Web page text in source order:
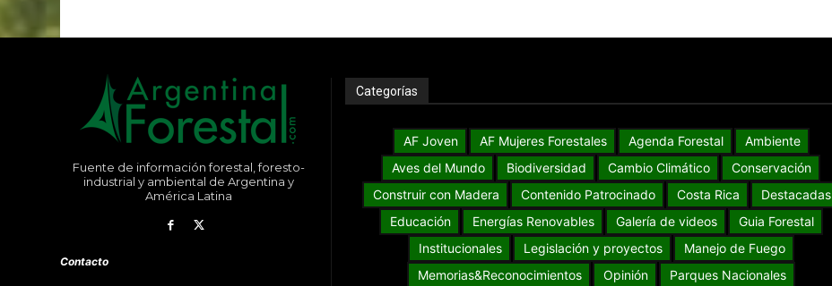
Fuente de información forestal, foresto-
industrial y ambiental de Argentina y
América Latina
Contacto
Categorías
AF Joven AF Mujeres Forestales Agenda Forestal
Ambiente
Aves del Mundo
Biodiversidad Cambio Climático
Conservación
Construir con Madera
Contenido Patrocinado Costa Rica
Destacadas
Educación
Energías Renovables Galería de videos
Guia Forestal
Institucionales
Legislación y proyectos
Manejo de Fuego
Memorias&Reconocimientos
Opinión
Parques Nacionales